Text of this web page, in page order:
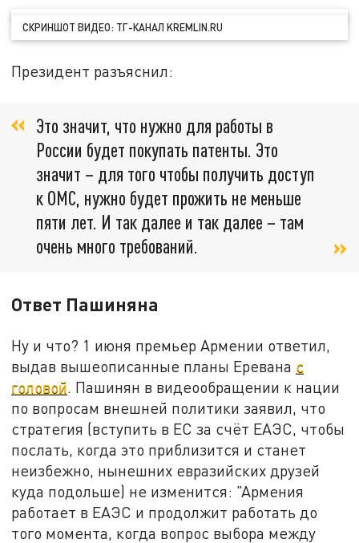
СКРИНШОТ ВИДЕО: ТГ-КАНАЛ KREMLIN.RU
Президент разъяснил:
Это значит, что нужно для работы в
России будет покупать патенты. Это
значит – для того чтобы получить доступ
к ОМС, нужно будет прожить не меньше
пяти лет. И так далее и так далее – там
очень много требований.
Ответ Пашиняна
Ну и что? 1 июня премьер Армении ответил,
выдав вышеописанные планы Еревана с
головой. Пашинян в видеообращении к нации
по вопросам внешней политики заявил, что
стратегия (вступить в ЕС за счёт ЕАЭС, чтобы
послать, когда это приблизится и станет
неизбежно, нынешних евразийских друзей
куда подольше) не изменится: "Армения
работает в ЕАЭС и продолжит работать до
того момента, когда вопрос выбора между